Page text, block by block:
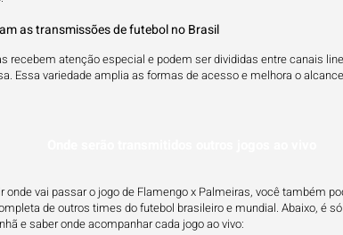
as transmissões de futebol no Brasil
recebem atenção especial e podem ser divididas entre canais
Essa variedade amplia as formas de acesso e melhora o
onde vai passar o jogo de Flamengo x Palmeiras, você também
de outros times do futebol brasileiro e mundial. Abaixo, é
e saber onde acompanhar cada jogo ao vivo: